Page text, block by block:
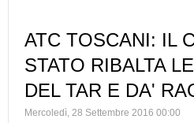
ATC TOSCANI: IL
STATO RIBALTA
DEL TAR E DA'
Mercoledì, 28 Settembre 2016 00:00